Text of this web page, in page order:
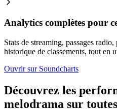
Analytics complètes pour
Stats de streaming, passages
historique de classements, tout en
Ouvrir sur Soundcharts
Découvrez les
melodrama sur